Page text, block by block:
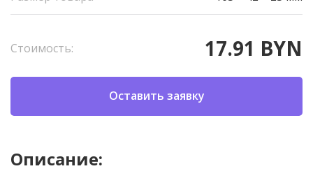
Стоимость: 17.91 BYN
Оставить заявку
Описание: